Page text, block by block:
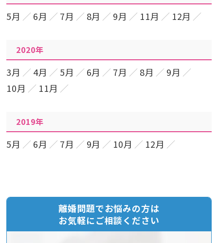
5月 6月 7月 8月 9月 11月 12月
2020年
3月 4月 5月 6月 7月 8月
9月
10月
11月
2019年
5月 6月 7月 9月 10月 12月
離婚問題でお悩みの方は
お気軽にご相談ください